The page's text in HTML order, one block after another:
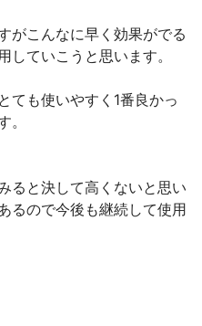
がこんなに早く効果がでる
していこうと思います。
ても使いやすく1番良かっ
。
ると決して高くないと思い
るので今後も継続して使用